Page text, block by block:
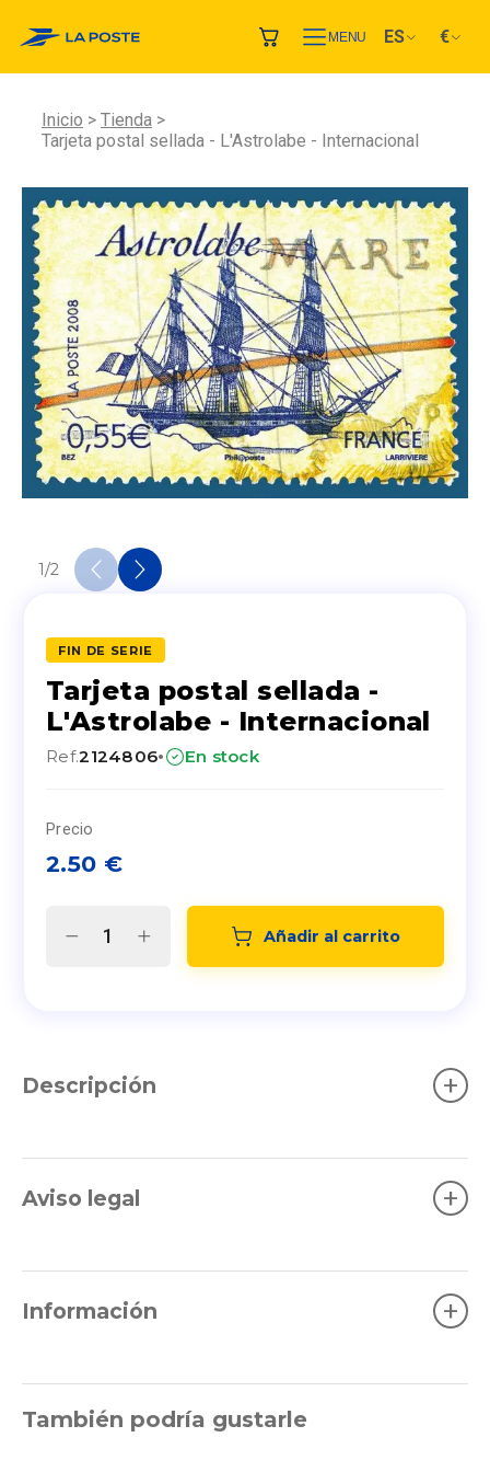
MENU ES €
Inicio
Tienda
Tarjeta postal sellada - L'Astrolabe - Internacional
1/2
FIN DE SERIE
Tarjeta postal sellada -
L'Astrolabe - Internacional
Ref.2124806· En stock
Precio
2.50 €
Añadir al carrito
Descripción +
Aviso legal +
Información +
También podría gustarle